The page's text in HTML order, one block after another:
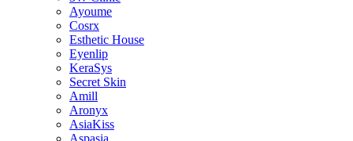
Ayoume
Cosrx
Esthetic House
Eyenlip
KeraSys
Secret Skin
Amill
Aronyx
AsiaKiss
Aspasia